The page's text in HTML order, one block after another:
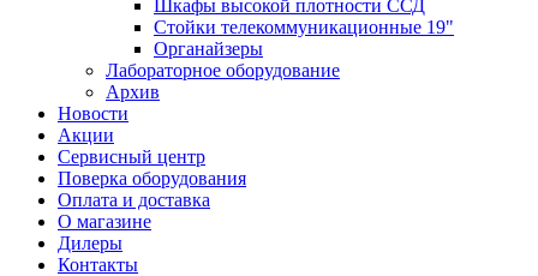
Шкафы высокой плотности ССД
Стойки телекоммуникационные 19"
Органайзеры
Лабораторное оборудование
Архив
Новости
Акции
Сервисный центр
Поверка оборудования
Оплата и доставка
О магазине
Дилеры
Контакты